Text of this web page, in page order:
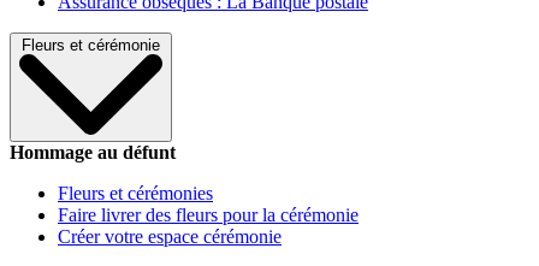
Fleurs et cérémonie
Hommage au défunt
Fleurs et cérémonies
Faire livrer des fleurs pour la cérémonie
Créer votre espace cérémonie